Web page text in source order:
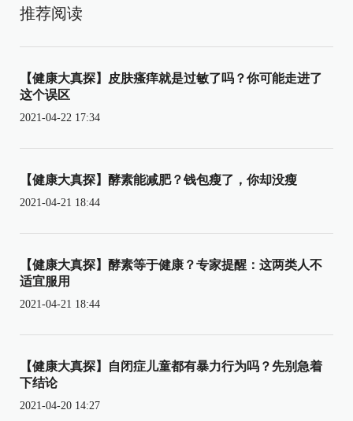
推荐阅读
【健康大真探】皮肤瘙痒就是过敏了吗？你可能走进了
这个误区
2021-04-22 17:34
【健康大真探】酵素能减肥？钱包瘦了，你却没瘦
2021-04-21 18:44
【健康大真探】酵素等于健康？专家提醒：这两类人不
适宜服用
2021-04-21 18:44
【健康大真探】自闭症儿童都有暴力行为吗？先别急着
下结论
2021-04-20 14:27